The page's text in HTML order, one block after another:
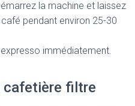
la machine et laissez
pendant environ 25-30
immédiatement.
cafetière filtre